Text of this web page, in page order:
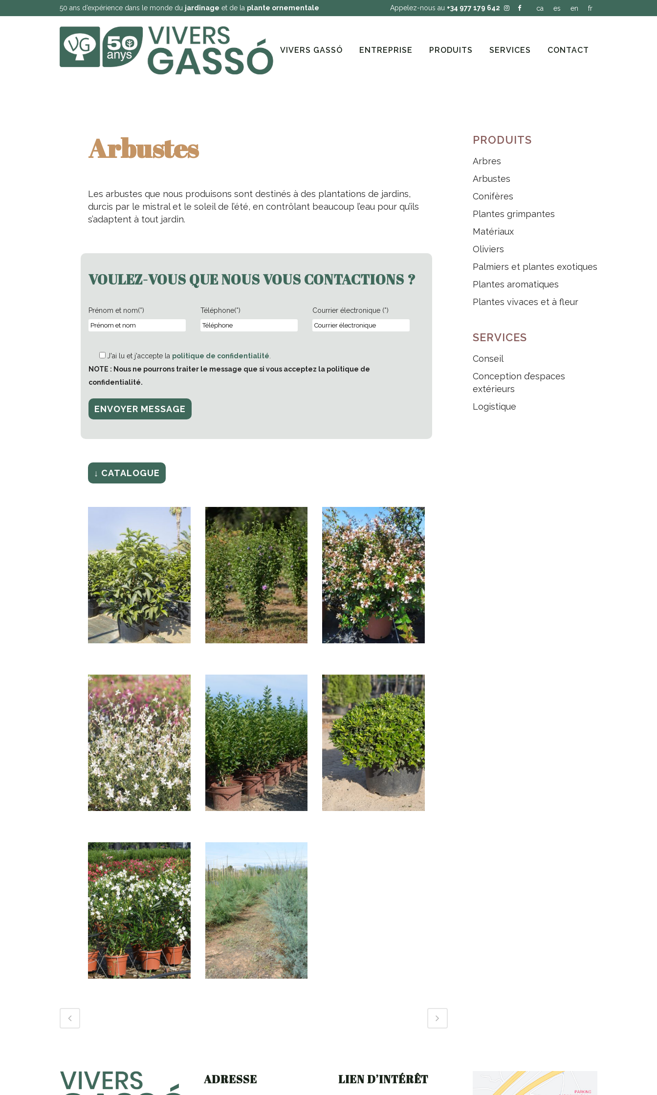
50 ans d’expérience dans le monde du jardinage et de la plante ornementale Appelez-nous au +34 977 179 642 ca es en fr
VIVERS GASSÓ ENTREPRISE PRODUITS SERVICES CONTACT
Arbustes
Les arbustes que nous produisons sont destinés à des plantations de jardins,
durcis par le mistral et le soleil de l’été, en contrôlant beaucoup l’eau pour qu’ils
s’adaptent à tout jardin.
VOULEZ-VOUS QUE NOUS VOUS CONTACTIONS ?
Prénom et nom(*) Téléphone(*) Courrier électronique (*)
J'ai lu et j'accepte la politique de confidentialité
NOTE : Nous ne pourrons traiter le message que si vous acceptez la politique de
confidentialité.
↓ CATALOGUE
PRODUITS
Arbres
Arbustes
Conifères
Plantes grimpantes
Matériaux
Oliviers
Palmiers et plantes exotiques
Plantes aromatiques
Plantes vivaces et à fleur
SERVICES
Conseil
Conception d’espaces
extérieurs
Logistique
ADRESSE LIEN D’INTÉRÊT